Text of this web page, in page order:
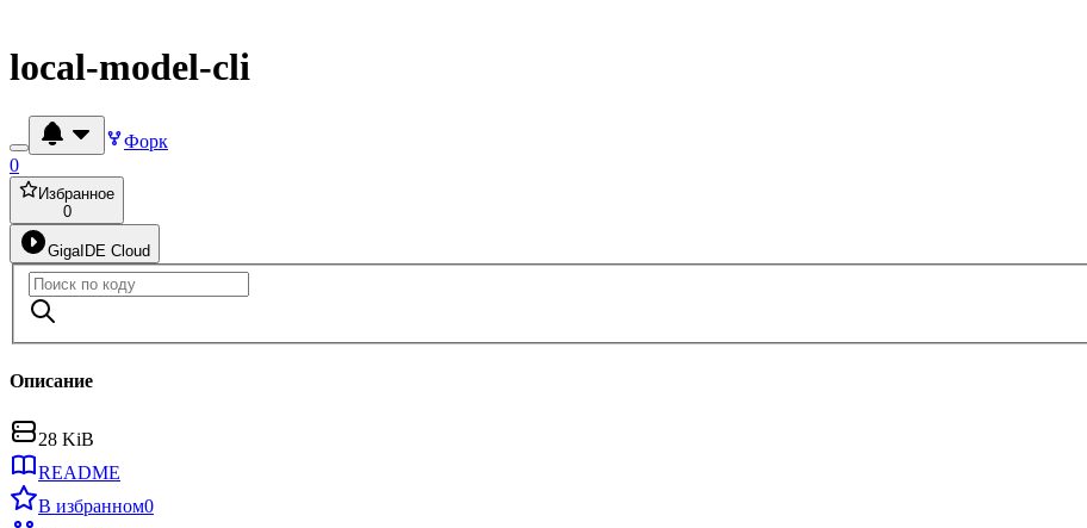
local-model-cli
Форк
0
Избранное
0
GigaIDE Cloud
Описание
28 KiB
README
В избранном0